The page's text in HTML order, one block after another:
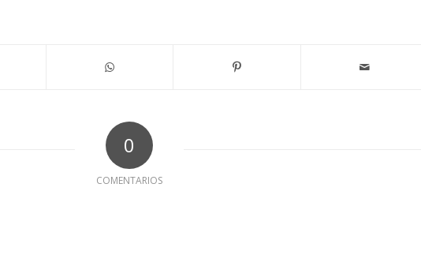
0
COMENTARIOS